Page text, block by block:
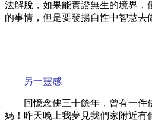
法解脫，如果能實證無生的境界
的事情，但是要發揚自性中智慧去
另一靈感
回憶念佛三十餘年，曾有一
媽！昨天晚上我夢見我們家附近有